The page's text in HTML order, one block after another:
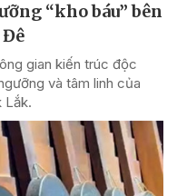
“kho báu” bên
gian kiến trúc độc
và tâm linh của
Lắk.